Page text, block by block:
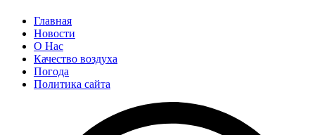
Главная
Новости
О Нас
Качество воздуха
Погода
Политика сайта